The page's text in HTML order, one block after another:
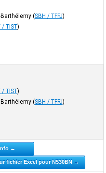
Barthélemy (SBH / TFFJ)
/ TIST)
/ TIST)
Barthélemy (SBH / TFFJ)
→
fichier Excel pour N530BN →